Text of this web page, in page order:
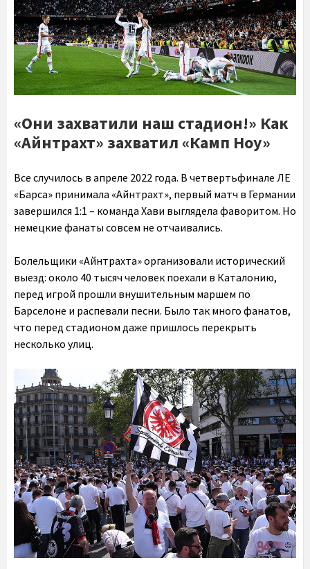
«Они захватили наш стадион!» Как
«Айнтрахт» захватил «Камп Ноу»
Все случилось в апреле 2022 года. В четвертьфинале ЛЕ
«Барса» принимала «Айнтрахт», первый матч в Германии
завершился 1:1 – команда Хави выглядела фаворитом. Но
немецкие фанаты совсем не отчаивались.
Болельщики «Айнтрахта» организовали исторический
выезд: около 40 тысяч человек поехали в Каталонию,
перед игрой прошли внушительным маршем по
Барселоне и распевали песни. Было так много фанатов,
что перед стадионом даже пришлось перекрыть
несколько улиц.